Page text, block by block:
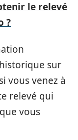
le relevé
?
sur
vous venez à
relevé qui
vous